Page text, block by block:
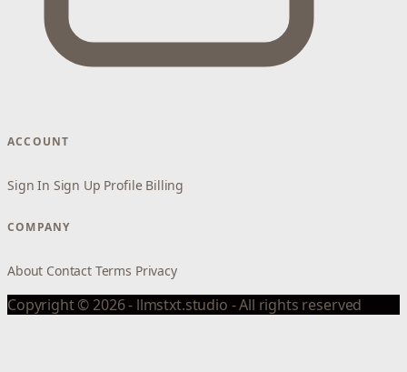
ACCOUNT
Sign In Sign Up Profile Billing
COMPANY
About Contact Terms Privacy
Copyright © 2026 - llmstxt.studio - All rights reserved